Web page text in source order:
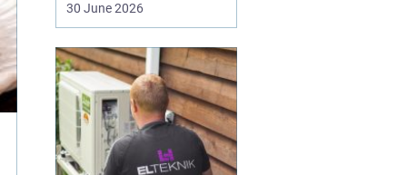
ensartet løg ligger et
veludvikletLøgfrø, som
er tilpasset klima,
jordtype og
dyrkningssy...
30 June 2026